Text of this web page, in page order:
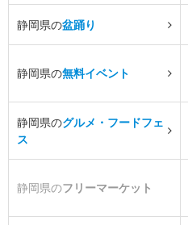
静岡県の盆踊り
静岡県の無料イベント
静岡県のグルメ・フードフェ
ス
静岡県のフリーマーケット